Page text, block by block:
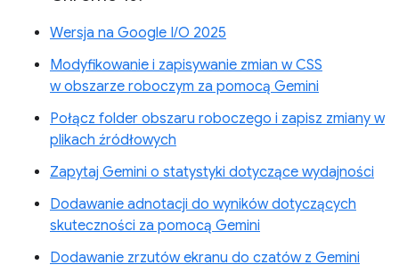
Wersja na Google I/O 2025
Modyfikowanie i zapisywanie zmian w CSS
w obszarze roboczym za pomocą Gemini
Połącz folder obszaru roboczego i zapisz zmiany w
plikach źródłowych
Zapytaj Gemini o statystyki dotyczące wydajności
Dodawanie adnotacji do wyników dotyczących
skuteczności za pomocą Gemini
Dodawanie zrzutów ekranu do czatów z Gemini